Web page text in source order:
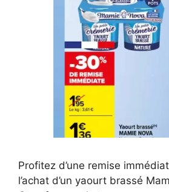
Profitez d’une remise
l’achat d’un yaourt brassé